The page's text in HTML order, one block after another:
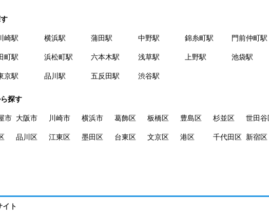
崎駅 横浜駅 蒲田駅 中野駅 錦糸町駅 門前仲町駅
町駅 浜松町駅 六本木駅 浅草駅 上野駅 池袋駅
京駅 品川駅 五反田駅 渋谷駅
探す
市 大阪市 川崎市 横浜市 葛飾区 板橋区 豊島区 杉並区 世田谷
品川区 江東区 墨田区 台東区 文京区 港区 千代田区 新宿区
イト